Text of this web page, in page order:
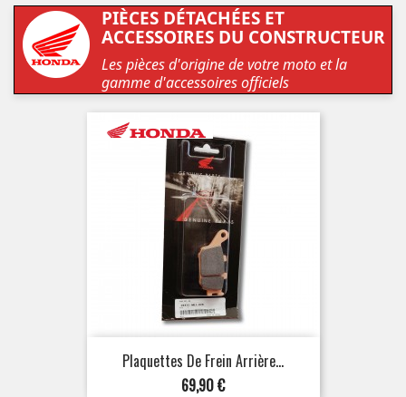
PIÈCES DÉTACHÉES ET
ACCESSOIRES DU CONSTRUCTEUR
Les pièces d'origine de votre moto et la
gamme d'accessoires officiels
Plaquettes De Frein Arrière...
Prix
69,90 €